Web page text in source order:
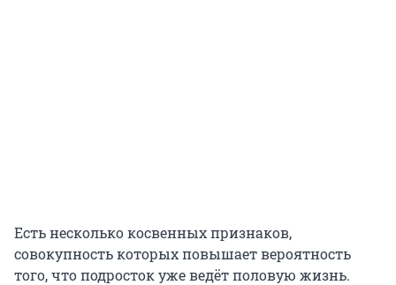
Есть несколько косвенных признаков,
совокупность которых повышает вероятность
того, что подросток уже ведёт половую жизнь.